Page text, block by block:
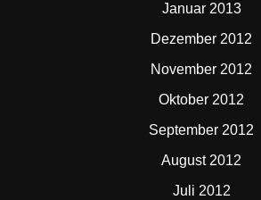
Januar 2013
Dezember 2012
November 2012
Oktober 2012
September 2012
August 2012
Juli 2012